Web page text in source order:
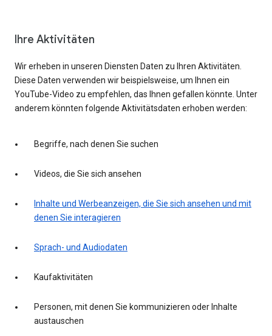
Ihre Aktivitäten
Wir erheben in unseren Diensten Daten zu Ihren Aktivitäten.
Diese Daten verwenden wir beispielsweise, um Ihnen ein
YouTube-Video zu empfehlen, das Ihnen gefallen könnte. Unter
anderem könnten folgende Aktivitätsdaten erhoben werden:
Begriffe, nach denen Sie suchen
Videos, die Sie sich ansehen
Inhalte und Werbeanzeigen, die Sie sich ansehen und mit
denen Sie interagieren
Sprach- und Audiodaten
Kaufaktivitäten
Personen, mit denen Sie kommunizieren oder Inhalte
austauschen